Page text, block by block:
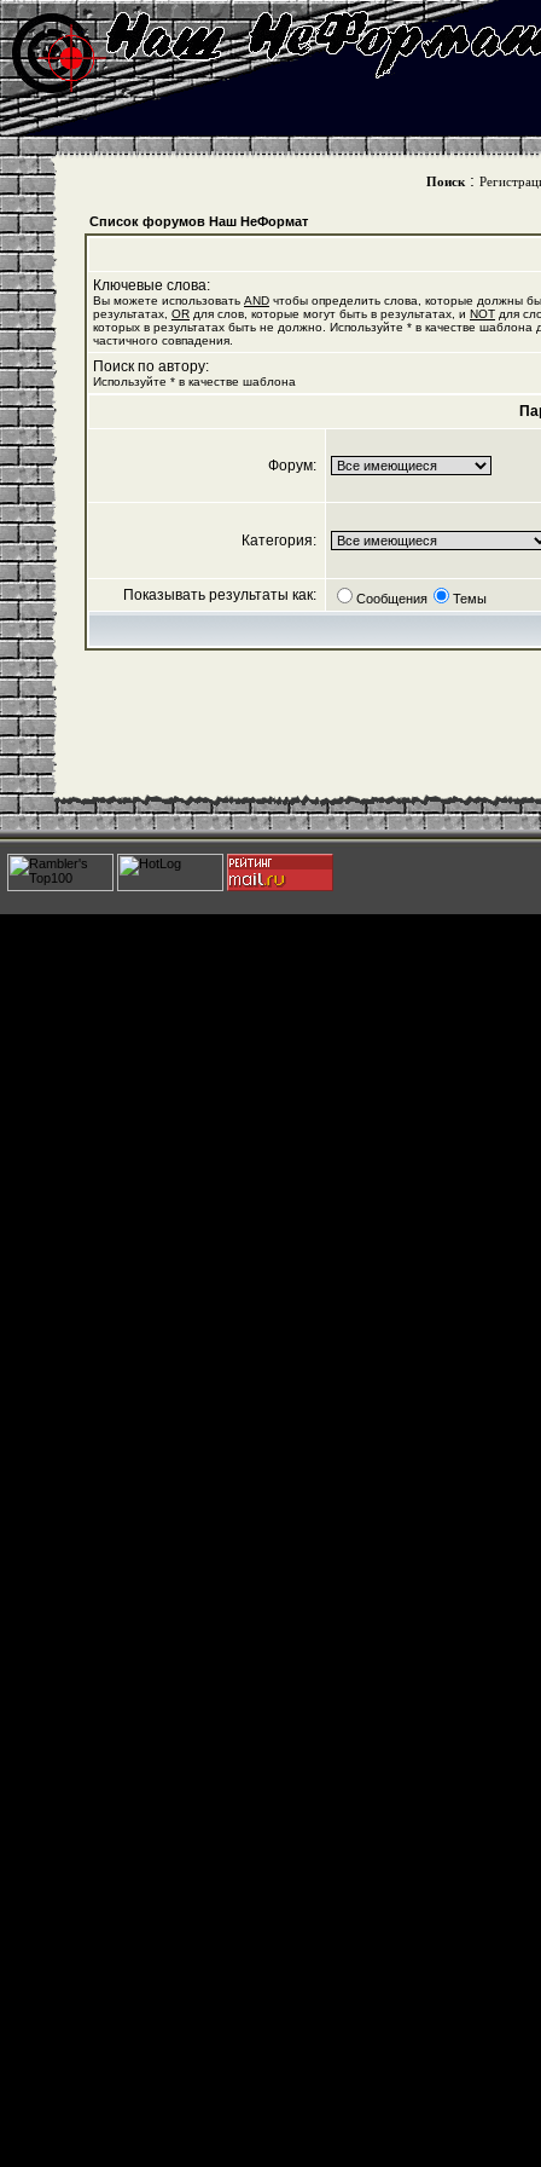
Поиск :
Список форумов Наш НеФормат
Ключевые слова:
Вы можете использовать AND чтобы определить слова, которые должны
результатах, OR для слов, которые могут быть в результатах, и NOT для
которых в результатах быть не должно. Используйте * в качестве шаблона
частичного совпадения.
Поиск по автору:
Используйте * в качестве шаблона
Форум:
Категория:
Показывать результаты как: Сообщения Темы